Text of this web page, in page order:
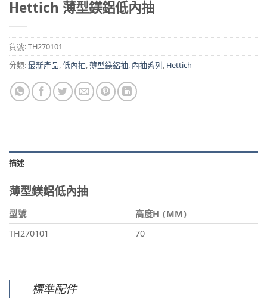
Hettich 薄型鎂鋁低內抽
貨號:TH270101
分類:最新產品,低內抽,薄型鎂鋁抽, 內抽系列, Hettich
描述
薄型鎂鋁低內抽
型號
高度H (MM)
TH270101
70
標準配件